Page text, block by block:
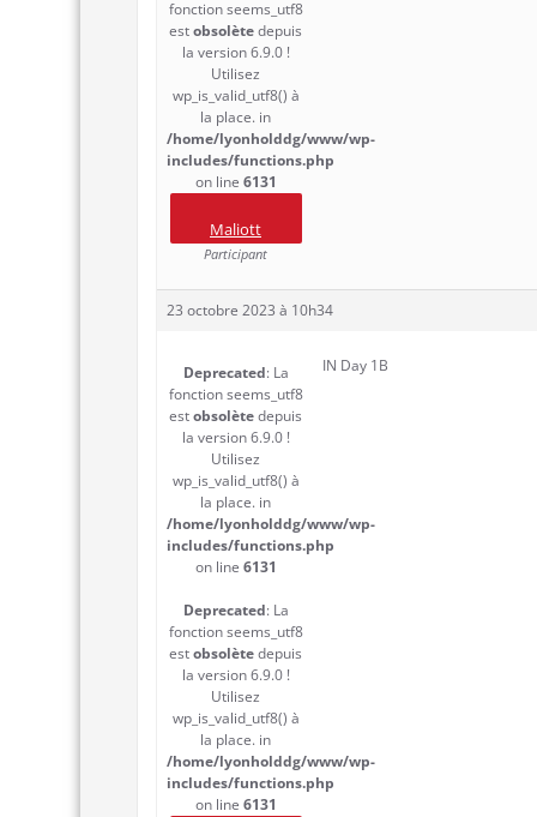
fonction seems_utf8
estobsolètedepuis
la version 6.9.0 !
Utilisez
wp_is_valid_utf8() à
la place. in
/home/lyonholddg/www/wp-
includes/functions.php
on line 6131
Maliott
Participant
23 octobre 2023 à 10h34
Deprecated: La
fonction seems_utf8
estobsolètedepuis
la version 6.9.0 !
Utilisez
wp_is_valid_utf8() à
la place. in
/home/lyonholddg/www/wp-
includes/functions.php
on line 6131
Deprecated: La
fonction seems_utf8
estobsolètedepuis
la version 6.9.0 !
Utilisez
wp_is_valid_utf8() à
la place. in
/home/lyonholddg/www/wp-
includes/functions.php
on line 6131
IN Day 1B